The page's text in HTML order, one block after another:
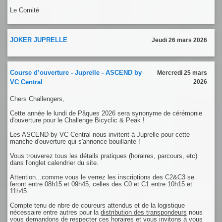
Le Comité
JOKER JUPRELLE Jeudi 26 mars 2026
Course d’ouverture - Juprelle - ASCEND by
VC Central
Mercredi 25 mars
2026
Chers Challengers,
Cette année le lundi de Pâques 2026 sera synonyme de cérémonie
d'ouverture pour le Challenge Bicyclic & Peak !
Les ASCEND by VC Central nous invitent à Juprelle pour cette
manche d'ouverture qui s'annonce bouillante !
Vous trouverez tous les détails pratiques (horaires, parcours, etc)
dans l'onglet calendrier du site.
Attention...comme vous le verrez les inscriptions des C2&C3 se
feront entre 08h15 et 09h45, celles des C0 et C1 entre 10h15 et
11h45.
Compte tenu de nbre de coureurs attendus et de la logistique
nécessaire entre autres pour la distribution des transpondeurs nous
vous demandons de respecter ces horaires et vous invitons à vous